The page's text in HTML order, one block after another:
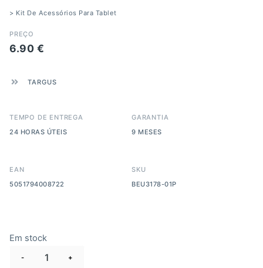
> Kit De Acessórios Para Tablet
PREÇO
6.90 €
TARGUS
TEMPO DE ENTREGA
24 HORAS ÚTEIS
GARANTIA
9 MESES
EAN
5051794008722
SKU
BEU3178-01P
Em stock
- +